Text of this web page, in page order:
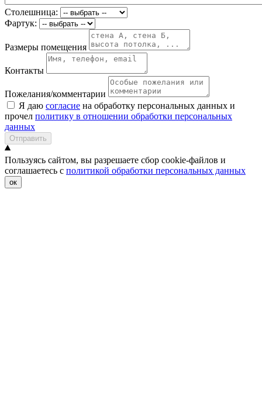
Столешница:
Фартук:
Размеры помещения
Контакты
Пожелания/комментарии
Я даю согласие на обработку персональных данных и
прочел политику в отношении обработки персональных
данных
Отправить
Пользуясь сайтом, вы разрешаете сбор cookie-файлов и
соглашаетесь с политикой обработки персональных данных
ок